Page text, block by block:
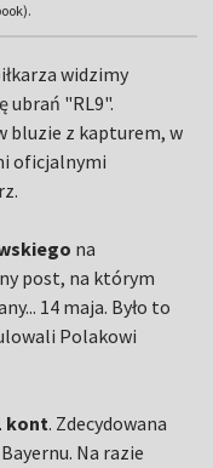
widzimy
ubrań "RL9".
bluzie z kapturem, w
oficjalnymi
na
post, na którym
14 maja. Było to
Polakowi
kont. Zdecydowana
Na razie